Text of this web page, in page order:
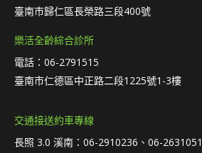
臺南市歸仁區長榮路三段400號
樂活全齡綜合診所
電話：06-2791515
臺南市仁德區中正路二段1225號1-3樓
交通接送約車專線
長照 3.0 溪南：06-2910236、06-2631051